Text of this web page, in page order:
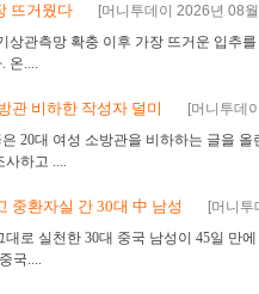
뜨거웠다
[머니투데이 2026년 08
상관측망 확충 이후 가장 뜨거운 입추
....
관 비하한 작성자 덜미
[머니투데
20대 여성 소방관을 비하하는 글을
하고 ....
중환자실 간 30대 中 남성
[머니
로 실천한 30대 중국 남성이 45일 만
국....